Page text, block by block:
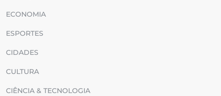
ECONOMIA
ESPORTES
CIDADES
CULTURA
CIÊNCIA & TECNOLOGIA